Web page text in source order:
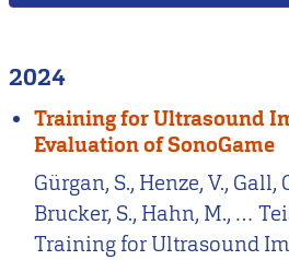
2024
Training for Ultrasound
Evaluation of SonoGame
Gürgan, S., Henze, V., Gall,
Brucker, S., Hahn, M., …
Training for Ultrasound